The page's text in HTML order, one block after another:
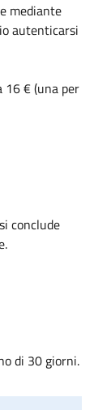
mediante
autenticarsi
16 € (una per
conclude
di 30 giorni.